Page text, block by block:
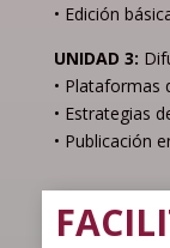
• Edición
UNIDAD 3:
• Plataformas
• Estrategias
• Publicación